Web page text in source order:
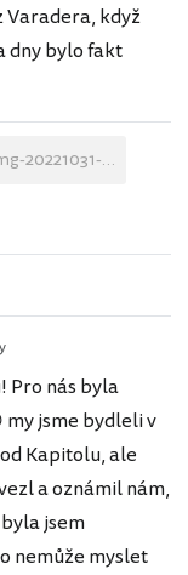
Varadera, když
dny bylo fakt
img-20221031-181536.jpg
Pro nás byla
my jsme bydleli v
Kapitolu, ale
a oznámil nám,
jsem
nemůže myslet